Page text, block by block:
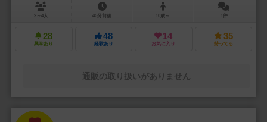
2～4人 45分前後 10歳～ 1件
28
興味あり
48
経験あり
14
お気に入り
35
持ってる
通販の取り扱いがありません